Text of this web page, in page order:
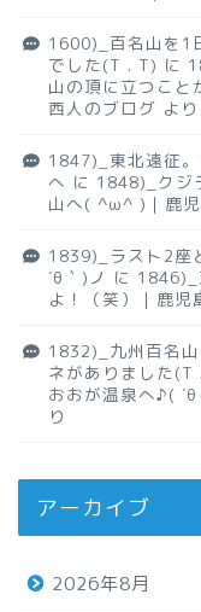
1600)_百名山を1
でした(T . T) に
山の頂に立つこ
西人のブログ より
1847)_東北遠征
へ に 1848)_クジ
山へ( ^ω^ )｜鹿児
1839)_ラスト2座
´θ｀)ノ に 1846)_
よ！（笑）｜鹿児
1832)_九州百名
ネがありました(T
おおが温泉へ♪(
り
アーカイブ
2026年8月